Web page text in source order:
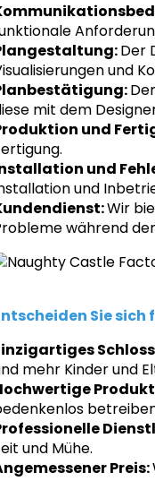
Der
und
mit dem
und
und
und
Wir
während
Sie sich
mehr Kinder und
und Mühe.
Preis: